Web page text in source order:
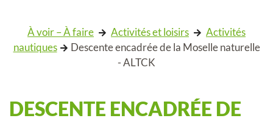
À voir – À faire Activités et loisirs
Activités
nautiques
Descente encadrée de la Moselle naturelle
- ALTCK
DESCENTE ENCADRÉE DE